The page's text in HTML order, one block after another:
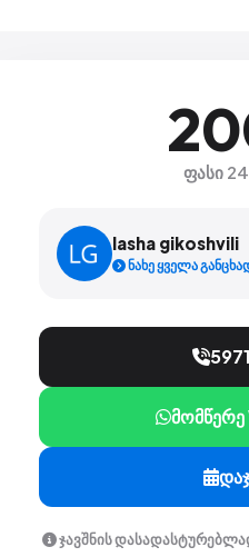
ფასი
lasha gikoshvili
ნახე ყველა
ჯავშნის